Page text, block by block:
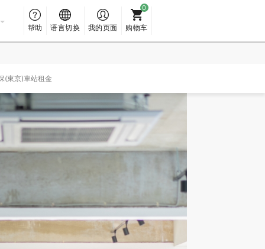
帮助 语言切换 我的页面 购物车
(東京)車站租金